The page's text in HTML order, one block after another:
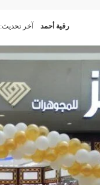
رقية أحمد آخر تحديث: 9 مارس، 2022